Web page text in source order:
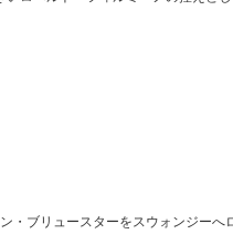
・ブリュースターをスウォンジーへ